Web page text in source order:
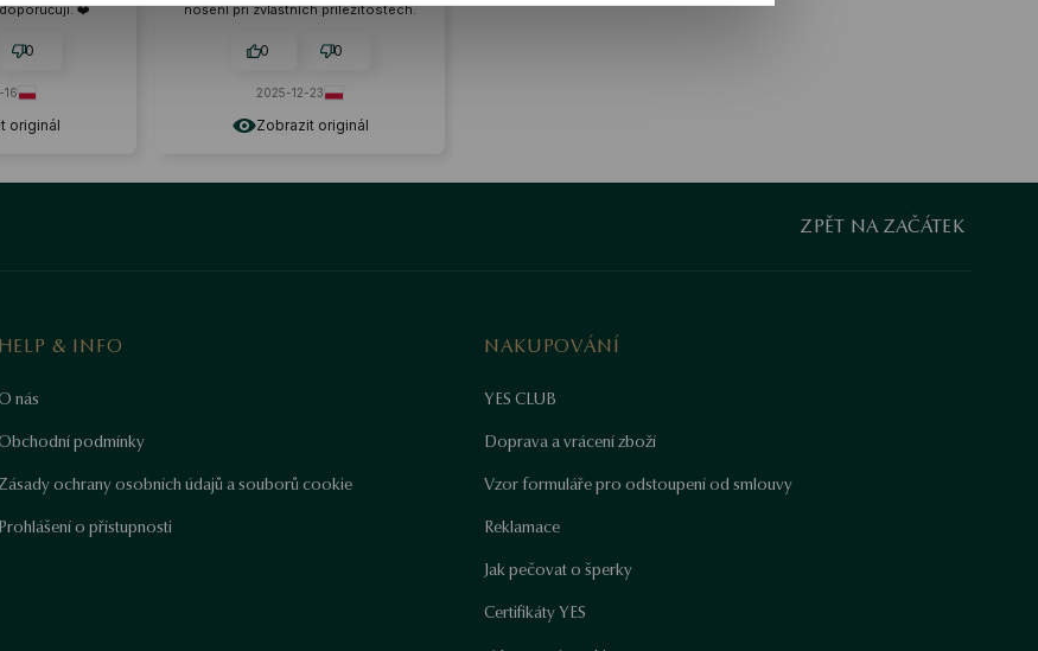
originál
❤️
0
Zobrazit originál
nošení při zvláštních příležitostech.
0 0
2025-12-23
ZPĚT NA ZAČÁTEK
HELP & INFO
nás
podmínky
ochrany osobních údajů a souborů cookie
Prohlášení o přístupnosti
NAKUPOVÁNÍ
YES CLUB
Doprava a vrácení zboží
Vzor formuláře pro odstoupení od smlouvy
Reklamace
Jak pečovat o šperky
Certifikáty YES